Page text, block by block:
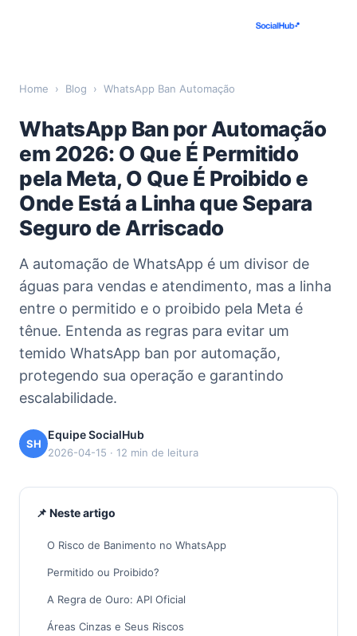
Home › Blog › WhatsApp Ban Automação
WhatsApp Ban por Automação
em 2026: O Que É Permitido
pela Meta, O Que É Proibido e
Onde Está a Linha que Separa
Seguro de Arriscado
A automação de WhatsApp é um divisor de
águas para vendas e atendimento, mas a linha
entre o permitido e o proibido pela Meta é
tênue. Entenda as regras para evitar um
temido WhatsApp ban por automação,
protegendo sua operação e garantindo
escalabilidade.
SH
Equipe SocialHub
2026-04-15 · 12 min de leitura
📌 Neste artigo
O Risco de Banimento no WhatsApp
Permitido ou Proibido?
A Regra de Ouro: API Oficial
Áreas Cinzas e Seus Riscos